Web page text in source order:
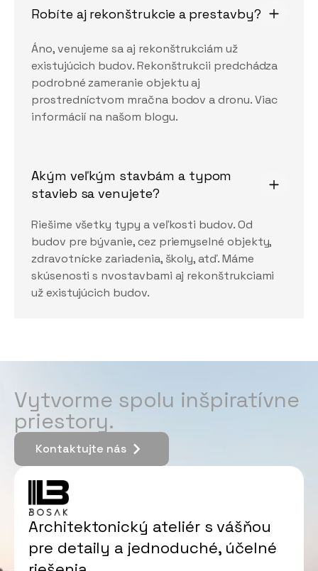
Robíte aj rekonštrukcie a prestavby?
Áno, venujeme sa aj rekonštrukciám už
existujúcich budov. Rekonštrukcii predchádza
podrobné zameranie objektu aj
prostredníctvom mračna bodov a dronu. Viac
informácií na našom blogu.
Akým veľkým stavbám a typom
stavieb sa venujete?
Riešime všetky typy a veľkosti budov. Od
budov pre bývanie, cez priemyselné objekty,
zdravotnícke zariadenia, školy, atď. Máme
skúsenosti s nvostavbami aj rekonštrukciami
už existujúcich budov.
Vytvorme spolu inšpiratívne
priestory.
Kontaktujte nás
Kontaktujte nás
Architektonický ateliér s vášňou
pre detaily a jednoduché, účelné